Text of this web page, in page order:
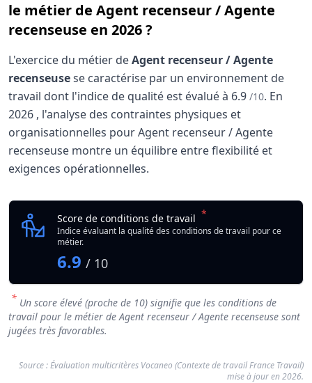
le métier de Agent recenseur / Agente
recenseuse en 2026 ?
L'exercice du métier deAgent recenseur / Agente
recenseusese caractérise par un environnement de
travail dont l'indice de qualité est évalué à 6.9 /10. En
2026 , l'analyse des contraintes physiques et
organisationnelles pour Agent recenseur / Agente
recenseuse montre un équilibre entre flexibilité et
exigences opérationnelles.
Analyse des conditions de travail : Agent
Indicateur
Qualité globale de l'environnement Agent recenseur /
Score de conditions de travail *
Indice évaluant la qualité des conditions de travail pour ce
métier.
6.9 / 10
* Un score élevé (proche de 10) signifie que les conditions de
travail pour le métier de Agent recenseur / Agente recenseuse sont
jugées très favorables.
Source : Évaluation multicritères Vocaneo (Contexte de travail France Travail)
mise à jour en 2026.